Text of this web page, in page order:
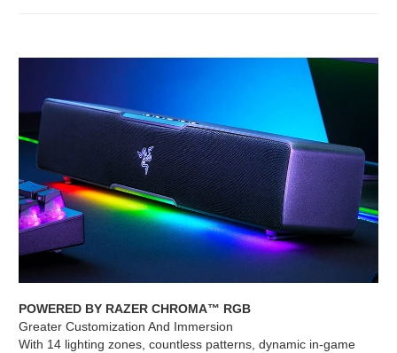
POWERED BY RAZER CHROMA™ RGB
Greater Customization And Immersion
With 14 lighting zones, countless patterns, dynamic in-game